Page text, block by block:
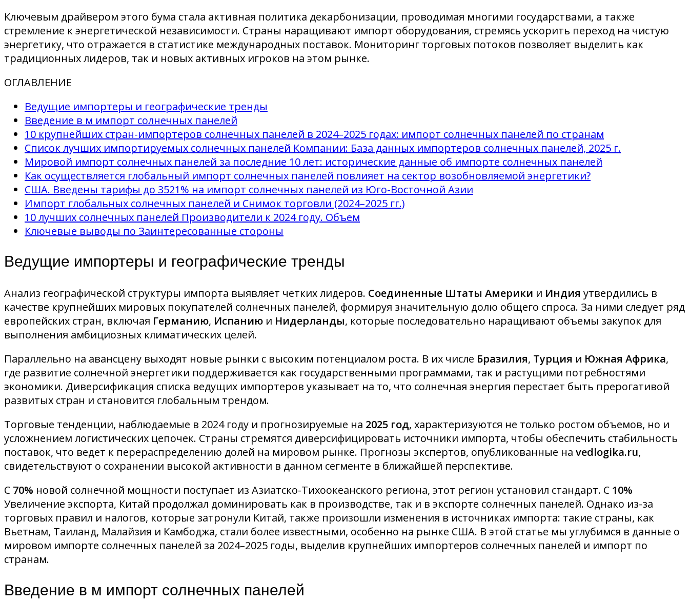
Ключевым драйвером этого бума стала активная политика декарбонизации, проводимая многими государствами, а также
стремление к энергетической независимости. Страны наращивают импорт оборудования, стремясь ускорить переход на чистую
энергетику, что отражается в статистике международных поставок. Мониторинг торговых потоков позволяет выделить как
традиционных лидеров, так и новых активных игроков на этом рынке.
ОГЛАВЛЕНИЕ
Ведущие импортеры и географические тренды
Введение в м импорт солнечных панелей
10 крупнейших стран-импортеров солнечных панелей в 2024–2025 годах: импорт солнечных панелей по странам
Список лучших импортируемых солнечных панелей Компании: База данных импортеров солнечных панелей, 2025 г.
Мировой импорт солнечных панелей за последние 10 лет: исторические данные об импорте солнечных панелей
Как осуществляется глобальный импорт солнечных панелей повлияет на сектор возобновляемой энергетики?
США. Введены тарифы до 3521% на импорт солнечных панелей из Юго-Восточной Азии
Импорт глобальных солнечных панелей и Снимок торговли (2024–2025 гг.)
10 лучших солнечных панелей Производители к 2024 году. Объем
Ключевые выводы по Заинтересованные стороны
Ведущие импортеры и географические тренды
Анализ географической структуры импорта выявляет четких лидеров. Соединенные Штаты Америки и Индия утвердились в
качестве крупнейших мировых покупателей солнечных панелей, формируя значительную долю общего спроса. За ними следует ряд
европейских стран, включая Германию, Испанию и Нидерланды, которые последовательно наращивают объемы закупок для
выполнения амбициозных климатических целей.
Параллельно на авансцену выходят новые рынки с высоким потенциалом роста. В их числе Бразилия, Турция и Южная Африка,
где развитие солнечной энергетики поддерживается как государственными программами, так и растущими потребностями
экономики. Диверсификация списка ведущих импортеров указывает на то, что солнечная энергия перестает быть прерогативой
развитых стран и становится глобальным трендом.
Торговые тенденции, наблюдаемые в 2024 году и прогнозируемые на 2025 год, характеризуются не только ростом объемов, но и
усложнением логистических цепочек. Страны стремятся диверсифицировать источники импорта, чтобы обеспечить стабильность
поставок, что ведет к перераспределению долей на мировом рынке. Прогнозы экспертов, опубликованные на vedlogika.ru,
свидетельствуют о сохранении высокой активности в данном сегменте в ближайшей перспективе.
С 70% новой солнечной мощности поступает из Азиатско-Тихоокеанского региона, этот регион установил стандарт. С 10%
Увеличение экспорта, Китай продолжал доминировать как в производстве, так и в экспорте солнечных панелей. Однако из-за
торговых правил и налогов, которые затронули Китай, также произошли изменения в источниках импорта: такие страны, как
Вьетнам, Таиланд, Малайзия и Камбоджа, стали более известными, особенно на рынке США. В этой статье мы углубимся в данные о
мировом импорте солнечных панелей за 2024–2025 годы, выделив крупнейших импортеров солнечных панелей и импорт по
странам.
Введение в м импорт солнечных панелей